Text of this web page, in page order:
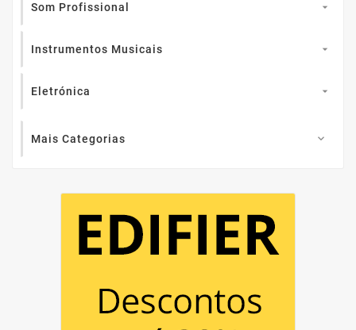
Som Profissional 
Instrumentos Musicais 
Eletrónica 
Mais Categorias 